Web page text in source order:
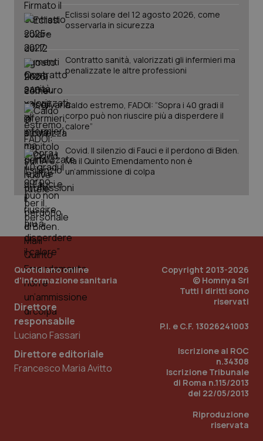
Eclissi solare del 12 agosto 2026, come
osservarla in sicurezza
Contratto sanità, valorizzati gli infermieri ma
penalizzate le altre professioni
Caldo estremo, FADOI: “Sopra i 40 gradi il
corpo può non riuscire più a disperdere il
calore”
Covid. Il silenzio di Fauci e il perdono di Biden.
Ma il Quinto Emendamento non è
un’ammissione di colpa
Quotidiano online
d'informazione sanitaria
Direttore
responsabile
Luciano Fassari
Direttore editoriale
Francesco Maria Avitto
Copyright 2013-2026
© Homnya Srl
Tutti i diritti sono
riservati
P.I. e C.F. 13026241003
Iscrizione al ROC
n.34308
Iscrizione Tribunale
di Roma n.115/2013
del 22/05/2013
Riproduzione
riservata
PHPSESSID